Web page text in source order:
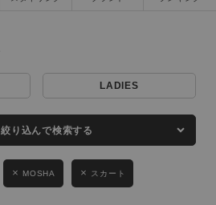
LADIES KIDS
LADIES
絞り込んで検索する
MOSHA スカート